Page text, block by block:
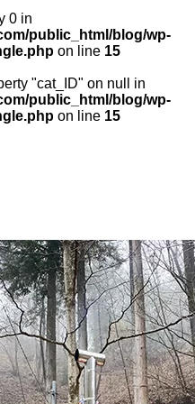
0 in
public_html/blog/wp-
on line 15
"cat_ID" on null in
public_html/blog/wp-
on line 15